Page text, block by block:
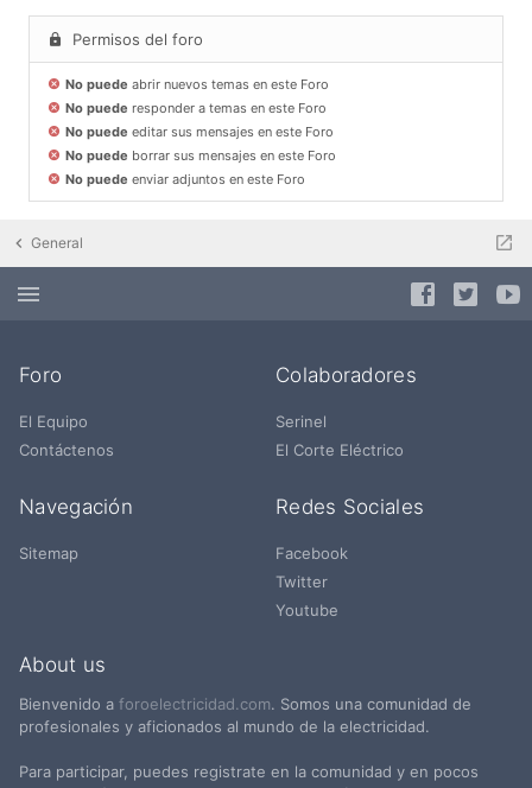
Permisos del foro
No puede abrir nuevos temas en este Foro
No puede responder a temas en este Foro
No puede editar sus mensajes en este Foro
No puede borrar sus mensajes en este Foro
No puede enviar adjuntos en este Foro
General
Foro
El Equipo
Contáctenos
Colaboradores
Serinel
El Corte Eléctrico
Navegación
Sitemap
Redes Sociales
Facebook
Twitter
Youtube
About us
Bienvenido a foroelectricidad.com. Somos una comunidad de
profesionales y aficionados al mundo de la electricidad.
Para participar, puedes registrate en la comunidad y en pocos